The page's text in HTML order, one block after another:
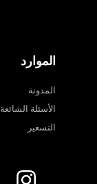
الموارد
المدونة
الأسئلة الشائعة
التسعير